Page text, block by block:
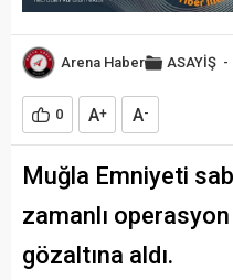
Arena Haber ASAYİŞ -
0 A+ A-
Muğla Emniyeti
zamanlı operasyon
gözaltına aldı.